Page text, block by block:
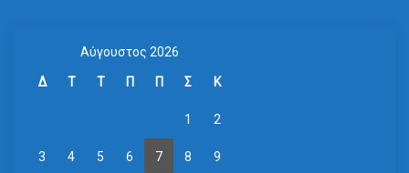
Αύγουστος 2026
Δ Τ Τ Π Π Σ Κ
1 2
3 4 5 6 7 8 9